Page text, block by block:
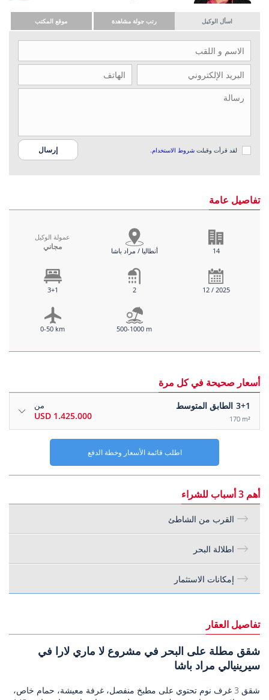
اسأل الوكيل رتب جولة مشاهدة موقع المكتب
لقد قرأت وقبلت شروط الاستخدام.
تفاصيل عامة
عمولة الوكيل
مجاني أنطاليا / مراد باشا 14
3+1 2 12 / 2025
0-50 km 500-1000 m
أسعار صحيحة في كل مرة
3+1 الطابق المتوسط
170 m²
من
1.425.000 USD
اطلب قائمة الأسعار وخطة الدفع
أهم 3 أسباب للشراء
القرب من الشاطئ
اطلالة البحر
إمكانات الاستثمار
تفاصيل العقار
شقق مطلة على البحر في مشروع لا ماري لارا في
سيرينيالي مراد باشا
شقق 3 غرف نوم تحتوي على مطبخ منفصل، غرفة معيشة، حمام خاص،